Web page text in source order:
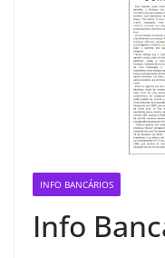
INFO BANCÁRIOS
Info